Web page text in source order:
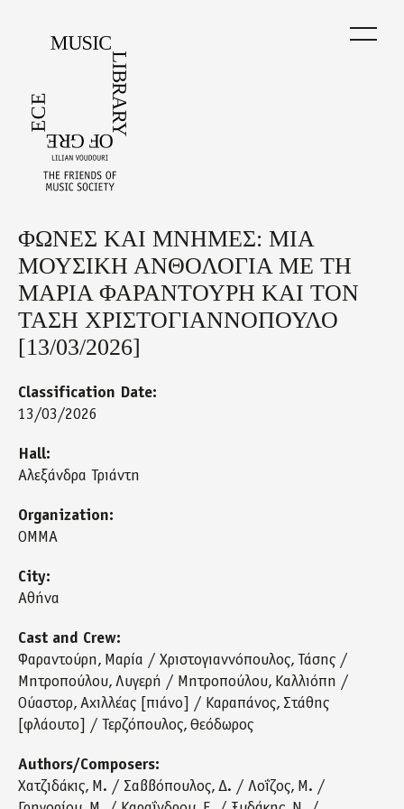
Back
to
top
ΦΩΝΕΣ ΚΑΙ ΜΝΗΜΕΣ: ΜΙΑ
ΜΟΥΣΙΚΗ ΑΝΘΟΛΟΓΙΑ ΜΕ ΤΗ
ΜΑΡΙΑ ΦΑΡΑΝΤΟΥΡΗ ΚΑΙ ΤΟΝ
ΤΑΣΗ ΧΡΙΣΤΟΓΙΑΝΝΟΠΟΥΛΟ
[13/03/2026]
Classification Date:
13/03/2026
Hall:
Αλεξάνδρα Τριάντη
Organization:
ΟΜΜΑ
City:
Αθήνα
Cast and Crew:
Φαραντούρη Μαρία / Χριστογιαννόπουλος Τάσης /
Μητροπούλου Λυγερή / Μητροπούλου Καλλιόπη /
Ούαστορ Αχιλλέας [πιάνο] / Καραπάνος Στάθης
[φλάουτο] / Τερζόπουλος Θεόδωρος
Authors/Composers:
Χατζιδάκις Μ. / Σαββόπουλος Δ. / Λοΐζος Μ. /